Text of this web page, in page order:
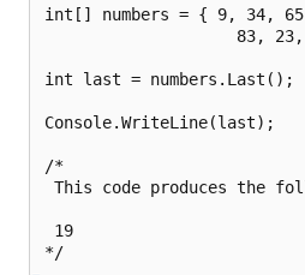
int[] numbers = { 9, 34,
83,
int last = numbers.Last();
Console.WriteLine(last);
/*
This code produces the
19